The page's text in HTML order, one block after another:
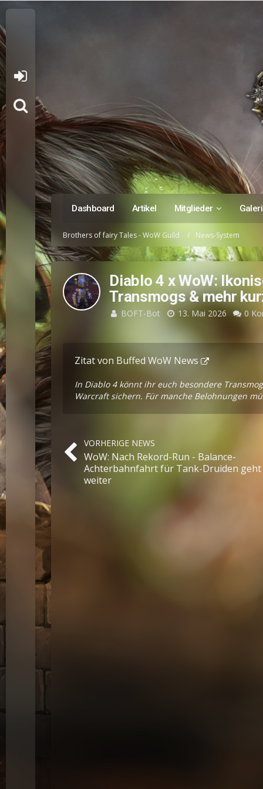
Dashboard Artikel Mitglieder
Brothers of fairy Tales - WoW Guild News-System
Diablo 4 x WoW:
Transmogs & mehr
BOFT-Bot 13. Mai 2026 0
Zitat von Buffed WoW News
In Diablo 4 könnt ihr euch besondere
Warcraft sichern. Für manche Belohnungen
VORHERIGE NEWS
WoW: Nach Rekord-Run - Balance-
Achterbahnfahrt für Tank-Druiden geht
weiter